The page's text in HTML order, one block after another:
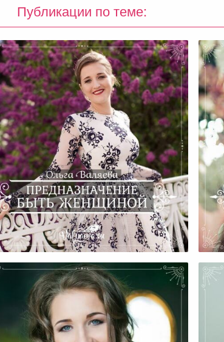
Публикации по теме:
Предназначение Быть
Женщиной